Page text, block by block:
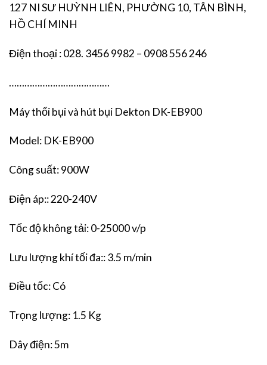
127 NI SƯ HUỲNH LIÊN, PHƯỜNG 10, TÂN BÌNH,
HỒ CHÍ MINH
Điện thoại : 028. 3456 9982 – 0908 556 246
…………………………………
Máy thổi bụi và hút bụi Dekton DK-EB900
Model: DK-EB900
Công suất: 900W
Điện áp:: 220-240V
Tốc độ không tải: 0-25000 v/p
Lưu lượng khí tối đa:: 3.5 m/min
Điều tốc: Có
Trọng lượng: 1.5 Kg
Dây điện: 5m